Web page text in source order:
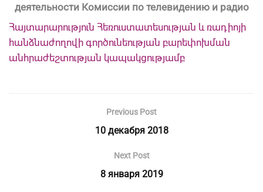
деятельности Комиссии по телевидению и радио
Հայտարարություն Հեռուստատեսության և ռադիոյի
հանձնաժողովի գործունեության բարեփոխման
անհրաժեշտության կապակցությամբ
Previous Post
10 декабря 2018
Next Post
8 января 2019